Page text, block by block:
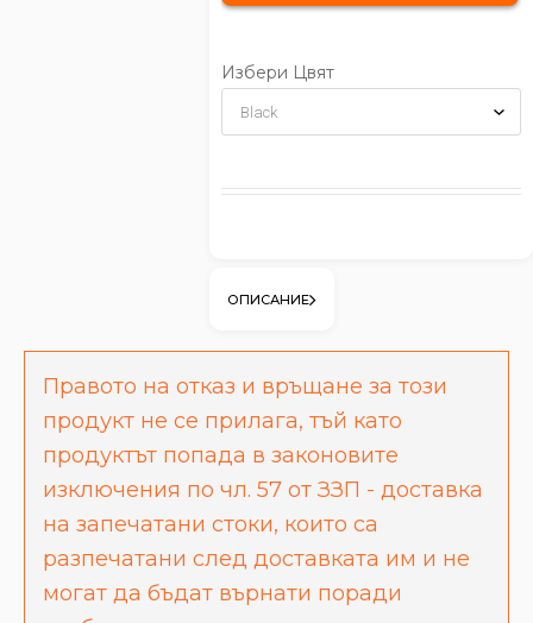
Избери Цвят
ОПИСАНИЕ
Правото на отказ и връщане за този
продукт не се прилага, тъй като
продуктът попада в законовите
изключения по чл. 57 от ЗЗП - доставка
на запечатани стоки, които са
разпечатани след доставката им и не
могат да бъдат върнати поради